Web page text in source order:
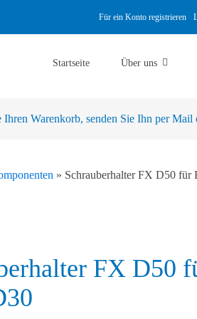
Für ein Konto registrieren
Startseite Über uns
Warenkorb, senden Sie Ihn per
» Schrauberhalter FX D50 für
FX D50